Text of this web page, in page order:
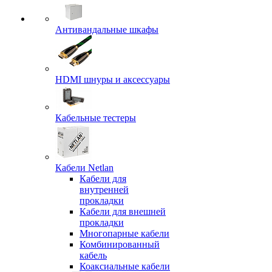
Антивандальные шкафы
HDMI шнуры и аксессуары
Кабельные тестеры
Кабели Netlan
Кабели для
внутренней
прокладки
Кабели для внешней
прокладки
Многопарные кабели
Комбинированный
кабель
Коаксиальные кабели